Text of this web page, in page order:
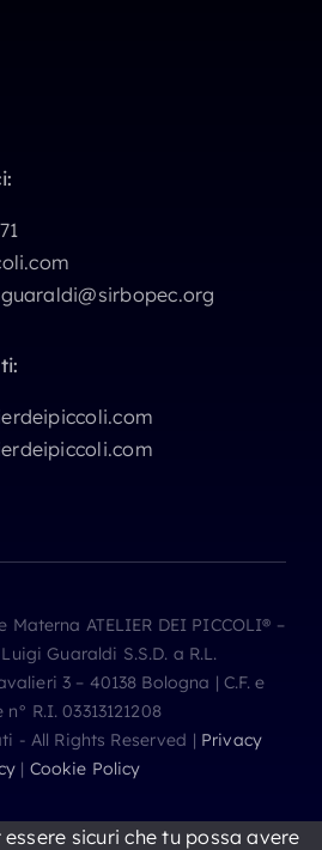
ATELIER DEI PICCOLI® –
Guaraldi S.S.D. a R.L.
3 – 40138 Bologna | C.F. e
n° R.I. 03313121208
- All Rights Reserved | Privacy
| Cookie Policy
sicuri che tu possa avere